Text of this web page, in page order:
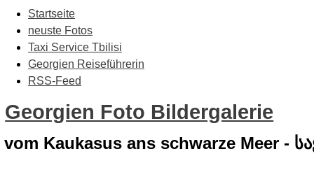
Startseite
neuste Fotos
Taxi Service Tbilisi
Georgien Reiseführerin
RSS-Feed
Georgien Foto Bildergalerie
vom Kaukasus ans schwarze Meer -